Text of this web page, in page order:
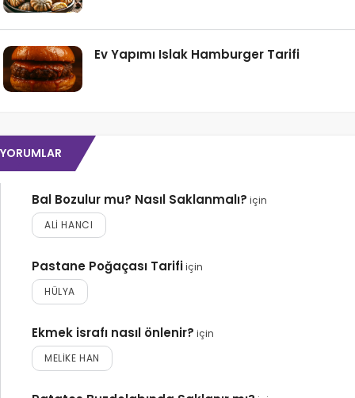
Ev Yapımı Islak Hamburger Tarifi
YORUMLAR
Bal Bozulur mu? Nasıl Saklanmalı? için
ALI HANCI
Pastane Poğaçası Tarifiiçin
HÜLYA
Ekmek israfı nasıl önlenir? için
MELIKE HAN